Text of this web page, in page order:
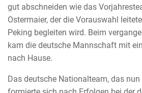
gut abschneiden wie das
Ostermaier, der die Vorauswahl
Peking begleiten wird. Beim
kam die deutsche Mannschaft mit
nach Hause.
Das deutsche Nationalteam, das